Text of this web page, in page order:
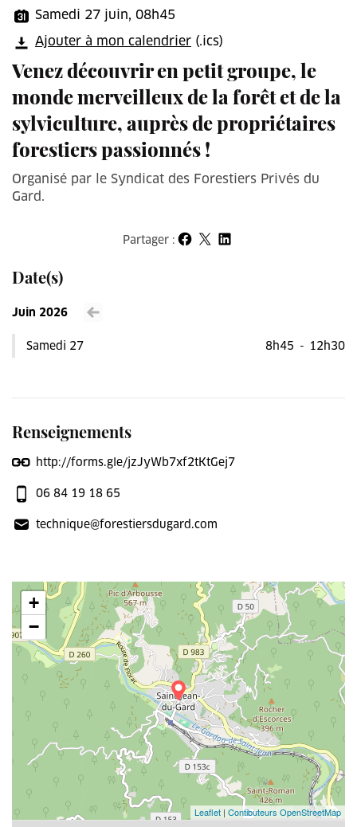
Date(s)
Voir le mois précédent
Juin 2026
Samedi 27 8h45 - 12h30
Renseignements
http://forms.gle/jzJyWb7xf2tKtGej7
06 84 19 18 65
technique@forestiersdugard.com
+
−
Leaflet | Contibuteurs OpenStreetMap
Samedi 27 juin, 08h45
Ajouter à mon calendrier (.ics)
Venez découvrir en petit groupe, le
monde merveilleux de la forêt et de la
sylviculture, auprès de propriétaires
forestiers passionnés !
Organisé par le Syndicat des Forestiers Privés du
Gard.
Partager :Partager sur Facebook
Partager sur X
Partager sur LinkedIn